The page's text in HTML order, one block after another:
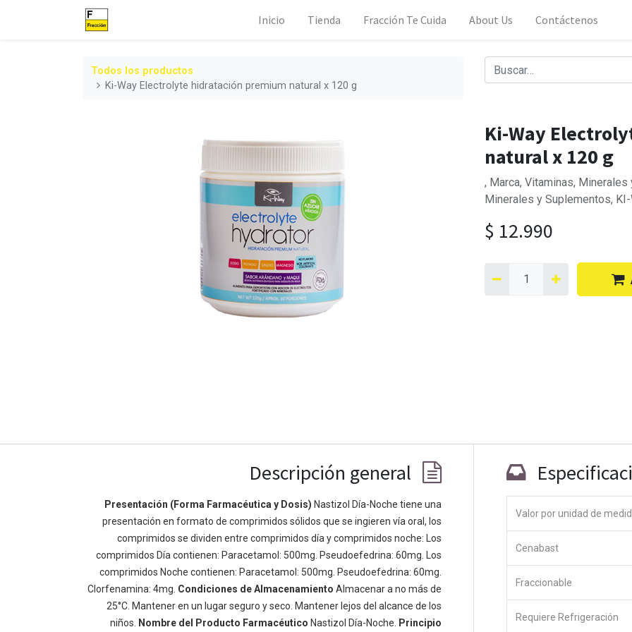
Inicio Tienda Fracción Te Cuida About Us Contáctenos
Todos los productos
Ki-Way Electrolyte hidratación premium natural x 120 g
Ki-Way
natural x 120 g
, Marca, Vitaminas, Minerales
Minerales y Suplementos, KI-
$ 12.990
Descripción general
Presentación (Forma Farmacéutica y Dosis) Nastizol Día-Noche tiene una
presentación en formato de comprimidos sólidos que se ingieren vía oral, los
comprimidos se dividen entre comprimidos día y comprimidos noche: Los
comprimidos Día contienen: Paracetamol: 500mg. Pseudoefedrina: 60mg. Los
comprimidos Noche contienen: Paracetamol: 500mg. Pseudoefedrina: 60mg.
Clorfenamina: 4mg. Condiciones de Almacenamiento Almacenar a no más de
25°C. Mantener en un lugar seguro y seco. Mantener lejos del alcance de los
niños.
Nombre del Producto Farmacéutico Nastizol Día-Noche. Principio
Valor por unidad de
Cenabast
Fraccionable
Requiere Refrigeración
Enlaces de Ínteres
Acerca de
Productos
Servicios
Legal
Política de privacidad
Acerca de
Somos un equipo de personas apasionadas cuyo objetivo es
mejorar la vida de todos a través de productos disruptivos.
Construimos grandes productos para resolver sus problemas
de negocio. Nuestros productos están diseñados para
pequeñas y medianas empresas dispuestas a optimizar su
rendimiento.